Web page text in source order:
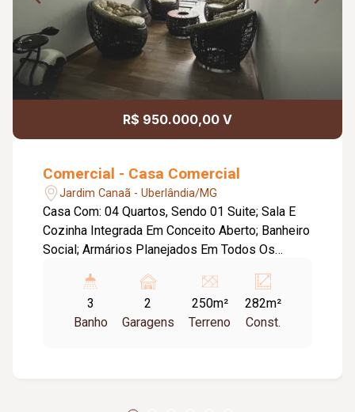
R$ 950.000,00 V
Comercial - Casa Comercial
Jardim Canaã - Uberlândia/MG
Casa Com: 04 Quartos, Sendo 01 Suite; Sala E
Cozinha Integrada Em Conceito Aberto; Banheiro
Social; Armários Planejados Em Todos Os
Com Fogão Cooktop, Cristaleira E Armários
Todos Em Acabamento Fino, Porcelanato; Na
Parte Debaixo Da Casa: Varanda Gourmet; Fogão
3
Banho
2
Garagens
250m²
Terreno
282m²
Const.